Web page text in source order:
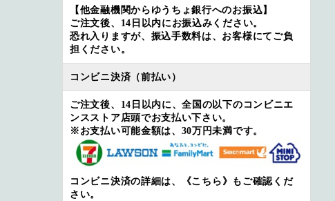
【他金融機関からゆうちょ銀行へのお振込】
ご注文後、14日以内にお振込みください。
恐れ入りますが、振込手数料は、お客様にてご負
担ください。
コンビニ決済（前払い）
ご注文後、14日以内に、全国の以下のコンビニエ
ンスストア店頭でお支払い下さい。
※お支払い可能金額は、30万円未満です。
コンビニ決済の詳細は、 《こちら》 もご確認くだ
さい。